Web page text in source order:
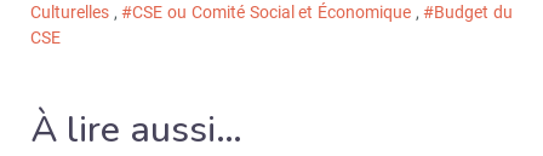
Culturelles ,#CSE ou Comité Social et Économique ,#Budget du
CSE
À lire aussi…